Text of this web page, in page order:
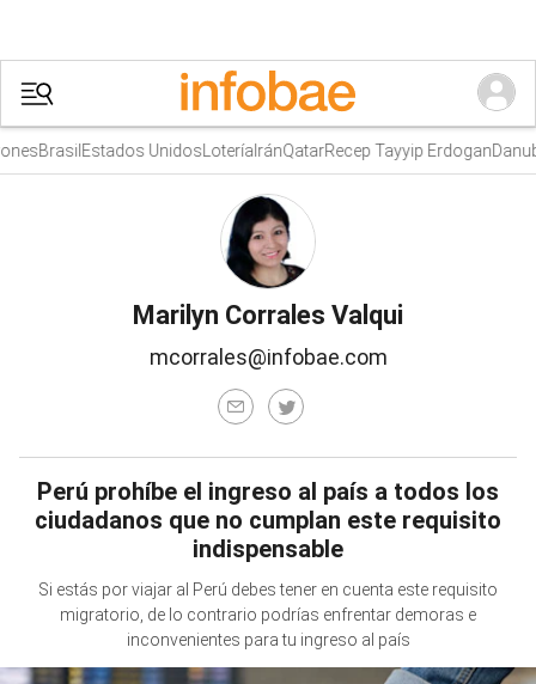
BrasilEstados UnidosLoteríaIránQatarRecep Tayyip Erdogan
Marilyn Corrales Valqui
mcorrales@infobae.com
Perú prohíbe el ingreso al país a todos los
ciudadanos que no cumplan este requisito
indispensable
Si estás por viajar al Perú debes tener en cuenta este requisito
migratorio, de lo contrario podrías enfrentar demoras e
inconvenientes para tu ingreso al país